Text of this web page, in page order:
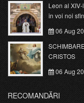
Leon al
în voi noi
06 Aug
CRISTOS
06 Aug
RECOMANDĂRI